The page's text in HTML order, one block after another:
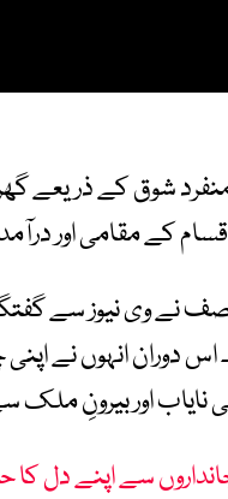
شوق کے ذریعے
اقسام کے مقامی اور
دوران انہوں نے
نایاب اور بیرونِ
سے اپنے دل کا